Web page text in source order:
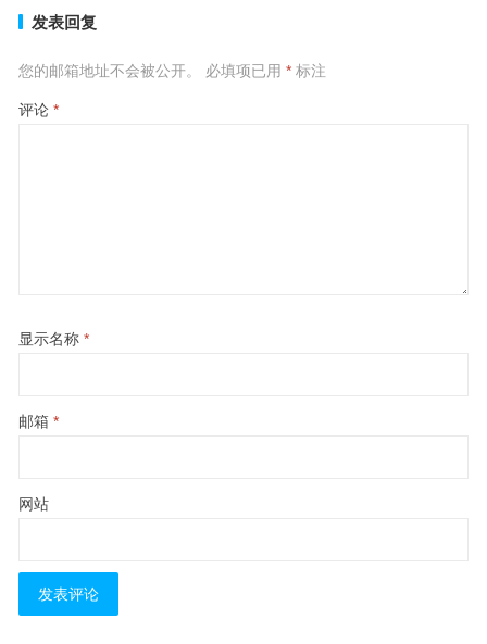
发表回复
您的邮箱地址不会被公开。 必填项已用 *标注
评论 *
显示名称 *
邮箱 *
网站